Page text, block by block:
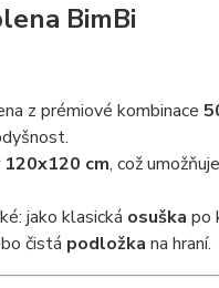
BimBi
z prémiové kombinace
120x120 cm, což
jako klasická osuška po
čistá podložka na hraní.